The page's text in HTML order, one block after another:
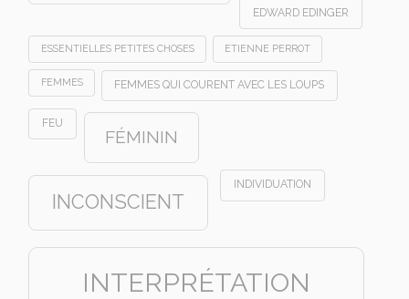
EDWARD EDINGER
ESSENTIELLES PETITES CHOSES ETIENNE PERROT
FEMMES FEMMES QUI COURENT AVEC LES LOUPS
FEU
FÉMININ
INCONSCIENT
INDIVIDUATION
INTERPRÉTATION